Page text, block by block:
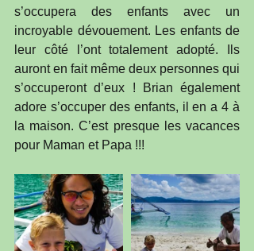
s’occupera des enfants avec un
incroyable dévouement. Les enfants de
leur côté l’ont totalement adopté. Ils
auront en fait même deux personnes qui
s’occuperont d’eux ! Brian également
adore s’occuper des enfants, il en a 4 à
la maison. C’est presque les vacances
pour Maman et Papa !!!